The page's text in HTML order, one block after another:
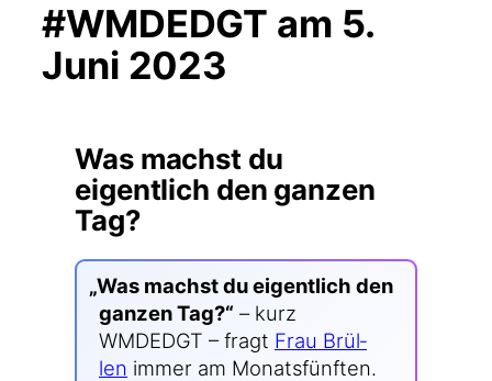
#WMDEDGT am 5.
Juni 2023
Was machst du
eigentlich den ganzen
Tag?
„Was machst du eigent­lich den
gan­zen Tag?“ – kurz
WMDEDGT – fragt Frau Brül­
len immer am Monats­fünf­ten.